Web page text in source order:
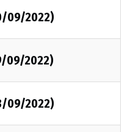
09/2022)
09/2022)
09/2022)